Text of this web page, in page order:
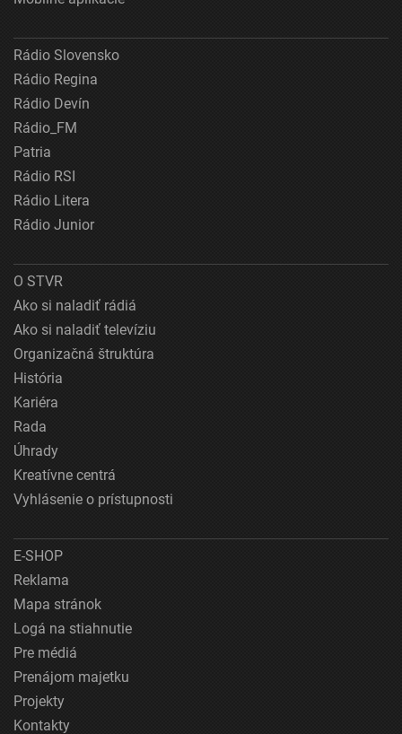
Rádio Slovensko
Rádio Regina
Rádio Devín
Rádio_FM
Patria
Rádio RSI
Rádio Litera
Rádio Junior
O STVR
Ako si naladiť rádiá
Ako si naladiť televíziu
Organizačná štruktúra
História
Kariéra
Rada
Úhrady
Kreatívne centrá
Vyhlásenie o prístupnosti
E-SHOP
Reklama
Mapa stránok
Logá na stiahnutie
Pre médiá
Prenájom majetku
Projekty
Kontakty